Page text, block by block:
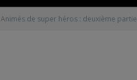
Animés de super héros : deuxième partie